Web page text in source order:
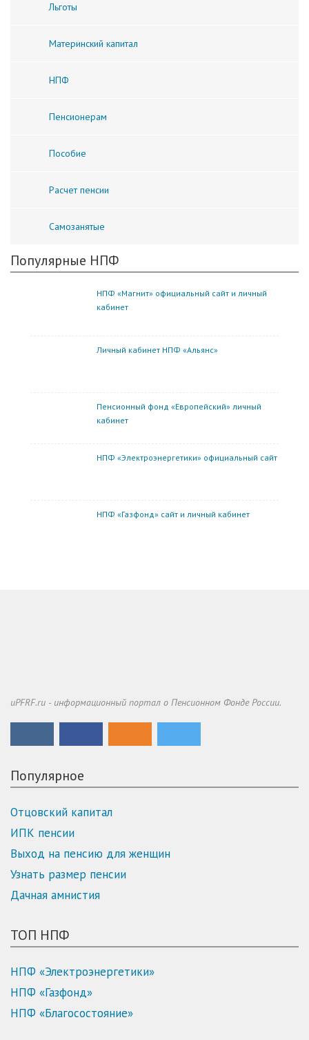
Льготы
Материнский капитал
НПФ
Пенсионерам
Пособие
Расчет пенсии
Самозанятые
Популярные НПФ
НПФ «Магнит» официальный сайт и личный
кабинет
Личный кабинет НПФ «Альянс»
Пенсионный фонд «Европейский» личный
кабинет
НПФ «Электроэнергетики» официальный сайт
НПФ «Газфонд» сайт и личный кабинет
uPFRF.ru - информационный портал о Пенсионном Фонде России.
Популярное
Отцовский капитал
ИПК пенсии
Выход на пенсию для женщин
Узнать размер пенсии
Дачная амнистия
ТОП НПФ
НПФ «Электроэнергетики»
НПФ «Газфонд»
НПФ «Благосостояние»